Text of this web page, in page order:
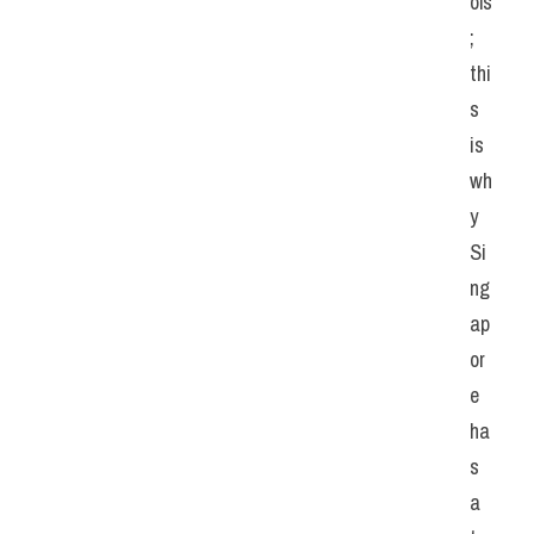
;
thi
s
is
wh
y
Si
ng
ap
or
e
ha
s
a